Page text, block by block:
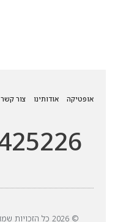
אופטיקה אודותינו צור קשר
© 2026 כל